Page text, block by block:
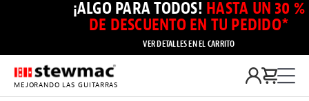
¡ALGO PARA TODOS! HASTA UN 30 %
DE DESCUENTO EN TU PEDIDO*
VER DETALLES EN EL CARRITO
MEJORANDO LAS GUITARRAS